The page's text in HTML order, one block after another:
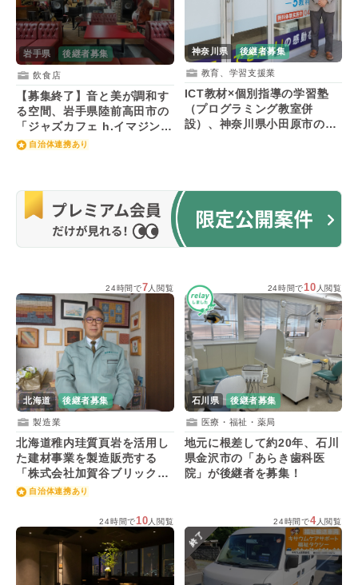
岩手県 後継者募集
飲食店
【募集終了】音と美が調和す
る空間、岩手県陸前高田市の
「ジャズカフェ h.イマジン」
が後継者を募集！
自治体連携あり
神奈川県 後継者募集
教育、学習支援業
ICT教材×個別指導の学習塾
（プログラミング教室併
設）、神奈川県小田原市の
24時間で7 人閲覧
北海道 後継者募集
製造業
北海道稚内珪質頁岩を活用し
た建材事業を製造販売する
「株式会社加賀谷ブリック」
が後継者を募集！
自治体連携あり
24時間で10 人閲覧
石川県 後継者募集
医療・福祉・薬局
地元に根差して約20年、石川
県金沢市の「あらき歯科医
院」が後継者を募集！
24時間で10人閲覧 24時間で4人閲覧
終了